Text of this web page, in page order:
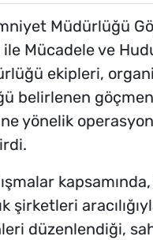
Müdürlüğü
ile Mücadele ve
ekipleri,
belirlenen göçmen
yönelik operasyon
kapsamında,
şirketleri
düzenlendiği,